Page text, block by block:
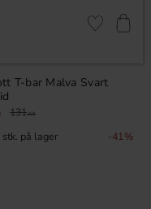
T-bar Malva Svart
131KR
41%
Lagre som
stk. på lager